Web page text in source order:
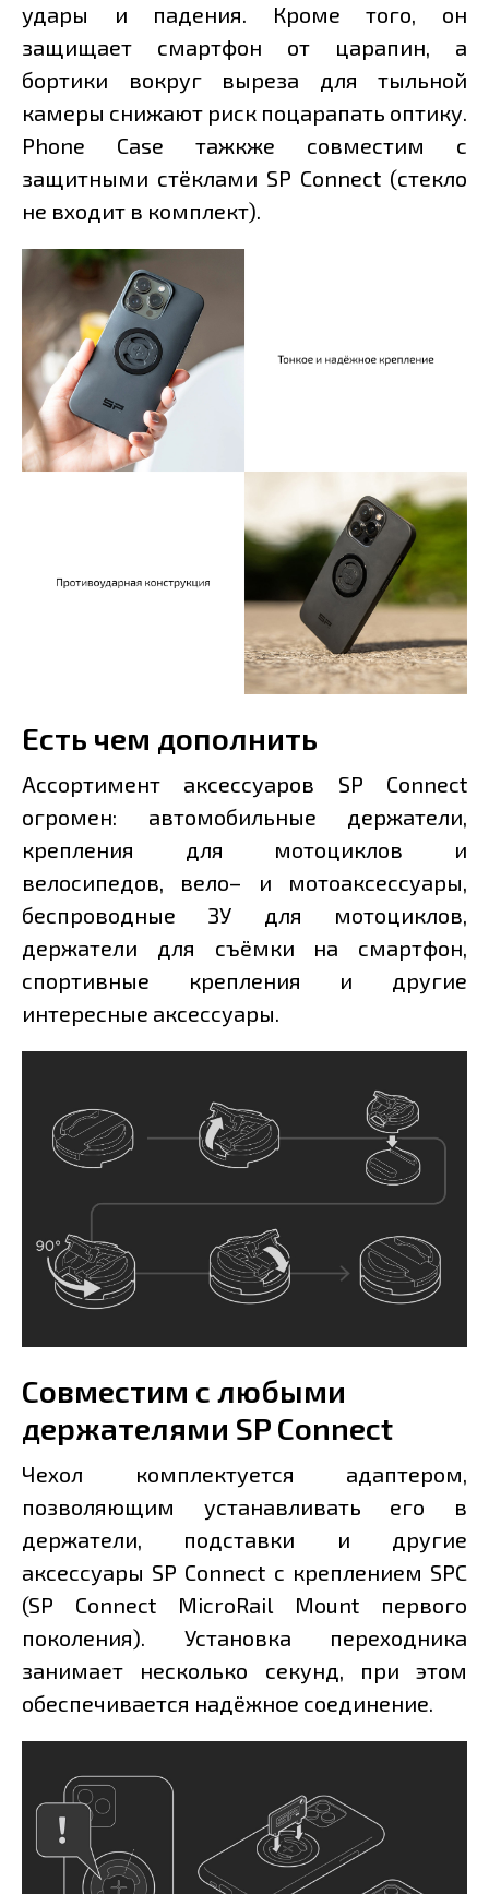
удары и падения. Кроме того, он
защищает смартфон от царапин, а
бортики вокруг выреза для тыльной
камеры снижают риск поцарапать оптику.
Phone Case тажкже совместим с
защитными стёклами SP Connect (стекло
не входит в комплект).
Есть чем дополнить
Ассортимент аксессуаров SP Connect
огромен: автомобильные держатели,
крепления для мотоциклов и
велосипедов, вело– и мотоаксессуары,
беспроводные ЗУ для мотоциклов,
держатели для съёмки на смартфон,
спортивные крепления и другие
интересные аксессуары.
Совместим с любыми
держателями SP Connect
Чехол комплектуется адаптером,
позволяющим устанавливать его в
держатели, подставки и другие
аксессуары SP Connect c креплением SPC
(SP Connect MicroRail Mount первого
поколения). Установка переходника
занимает несколько секунд, при этом
обеспечивается надёжное соединение.